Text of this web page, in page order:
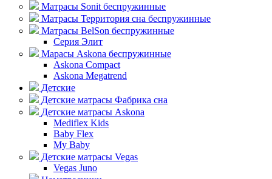
Матрасы Sonit беспружинные
Матрасы Территория сна беспружинные
Матрасы BelSon беспружинные
Серия Элит
Марасы Askona беспружинные
Askona Compact
Askona Megatrend
Детские
Детские матрасы Фабрика сна
Детские матрасы Askona
Mediflex Kids
Baby Flex
My Baby
Детские матрасы Vegas
Vegas Juno